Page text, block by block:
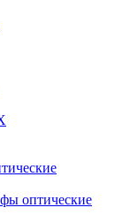
оптические